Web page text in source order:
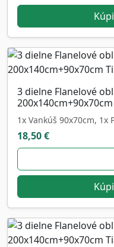
3 dielne Flanelové
1x Vankúš 90x70cm, 1x
18,50 €